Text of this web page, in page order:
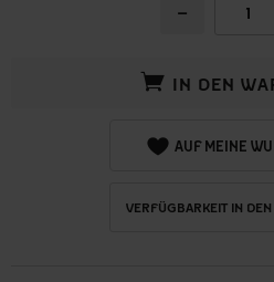
−
IN DEN
AUF MEINE
VERFÜGBARKEIT IN